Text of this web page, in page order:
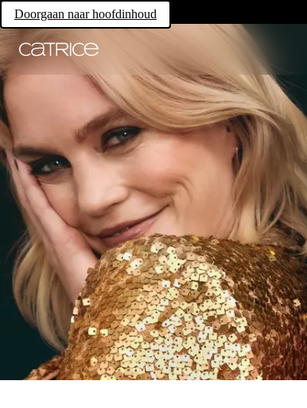
Doorgaan naar hoofdinhoud